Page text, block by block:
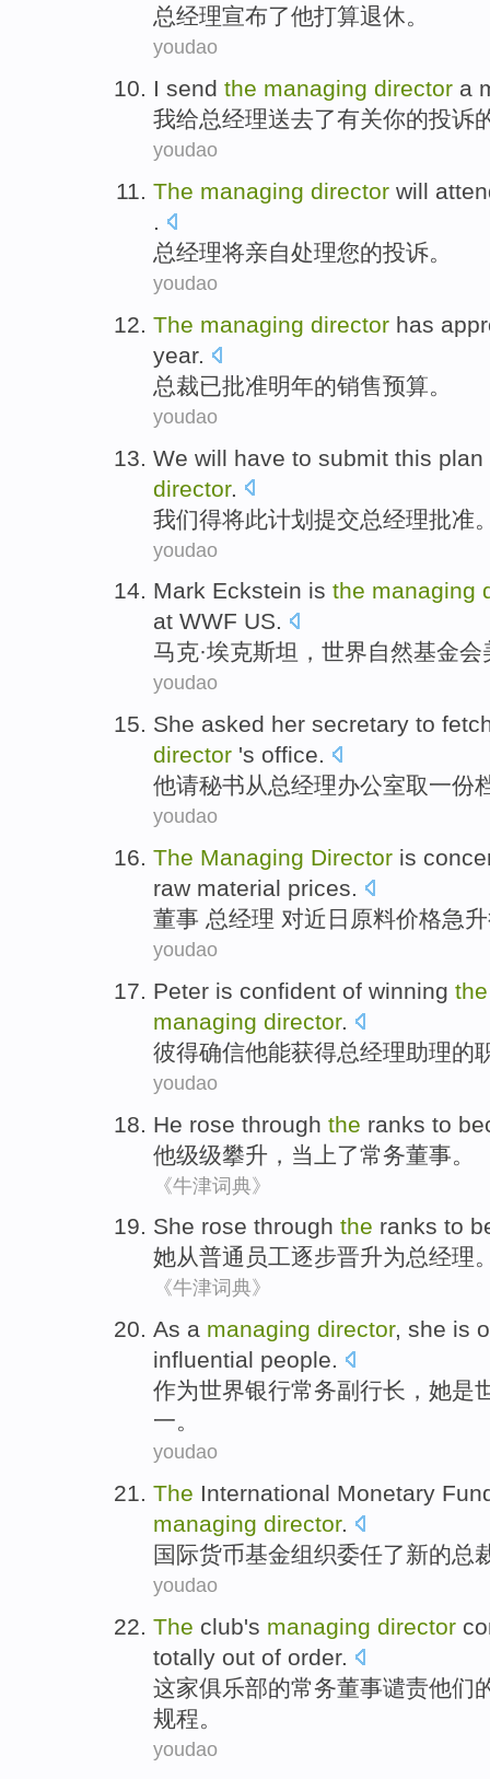
总经理宣布了他打算退休。
youdao
I send the managing director a
我给总经理送去了有关你的投诉
youdao
The managing director will
.
总经理将亲自处理您的投诉。
youdao
The managing director has
year.
总裁已批准明年的销售预算。
youdao
We will have to submit this plan
director.
我们得将此计划 提交总经理批准
youdao
Mark Eckstein is the managing
at WWF US.
马克·埃克斯坦， 世界自然基金会
youdao
She asked her secretary to
director 's office.
他请秘书从总经理办公室取一份
youdao
The Managing Director is
raw material prices.
董事 总经理 对近日 原料价格急升
youdao
Peter is confident of winning the
managing director.
彼得确信他能获得总经理 助理的
youdao
He rose through the ranks to
他级级攀升 ， 当 上了常务董事 。
《牛津词典》
She rose through the ranks to
她从普通员工逐步晋升为总经理
《牛津词典》
As a managing director, she is
influential people.
作为世界银行常务副行长， 她是
一。
youdao
The International Monetary
managing director.
国际货币基金组织委任了新的总
youdao
The club's managing director
totally out of order.
这家俱乐部的常务董事谴责他们
规程。
youdao